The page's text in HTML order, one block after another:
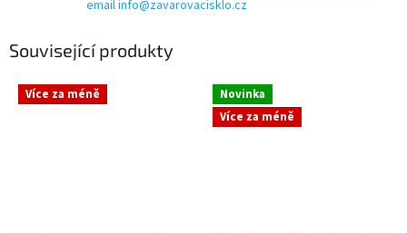
email info@zavarovacisklo.cz
Související produkty
Více za méně
Novinka
Více za méně